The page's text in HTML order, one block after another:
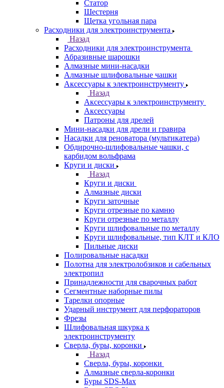
Статор
Шестерня
Щетка угольная пара
Расходники для электроинструмента
Назад
Расходники для электроинструмента
Абразивные шарошки
Алмазные мини-насадки
Алмазные шлифовальные чашки
Аксессуары к электроинструменту
Назад
Аксессуары к электроинструменту
Аксессуары
Патроны для дрелей
Мини-насадки для дрели и гравира
Насадки для реноватора (мультикатера)
Обдирочно-шлифовальные чашки, с
карбидом вольфрама
Круги и диски
Назад
Круги и диски
Алмазные диски
Круги заточные
Круги отрезные по камню
Круги отрезные по металлу
Круги шлифовальные по металлу
Круги шлифовальные, тип КЛТ и КЛО
Пильные диски
Полировальные насадки
Полотна для электролобзиков и сабельных
электропил
Принадлежности для сварочных работ
Сегментные наборные пилы
Тарелки опорные
Ударный инструмент для перфораторов
Фрезы
Шлифовальная шкурка к
электроинструменту
Сверла, буры, коронки
Назад
Сверла, буры, коронки
Алмазные сверла-коронки
Буры SDS-Max